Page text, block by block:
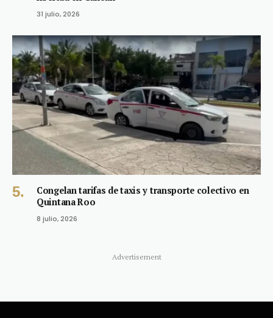
31 julio, 2026
Congelan tarifas de taxis y transporte colectivo en
Quintana Roo
8 julio, 2026
Advertisement